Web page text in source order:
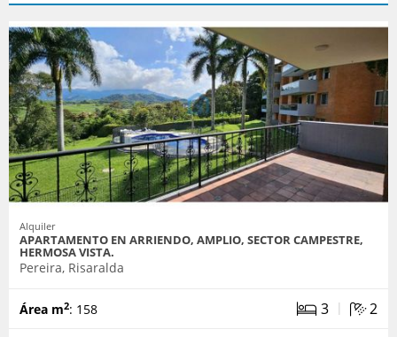
Alquiler
APARTAMENTO EN ARRIENDO, AMPLIO, SECTOR CAMPESTRE,
HERMOSA VISTA.
Pereira, Risaralda
Área m2: 158 3 | 2